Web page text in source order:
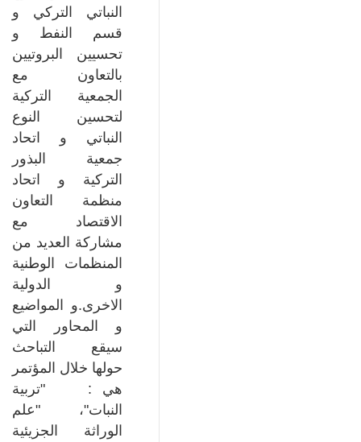
النباتي التركي و
قسم النفط و
تحسيين البروتيين
بالتعاون مع
الجمعية التركية
لتحسين النوع
النباتي و اتحاد
جمعية البذور
التركية و اتحاد
منظمة التعاون
الاقتصاد مع
مشاركة العديد من
المنظمات الوطنية
و الدولية
الاخرى.و المواضيع
و المحاور التي
سيقع التباحث
حولها خلال المؤتمر
هي : "تربية
النبات"، "علم
الوراثة الجزيئية